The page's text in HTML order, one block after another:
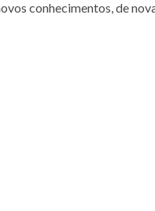
conhecimentos, de